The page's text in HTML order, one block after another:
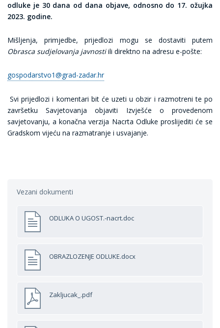
odluke je 30 dana od dana objave, odnosno do 17. ožujka
2023. godine.
Mišljenja, primjedbe, prijedlozi mogu se dostaviti putem
Obrasca sudjelovanja javnostiili direktno na adresu e-pošte:
gospodarstvo1@grad-zadar.hr
Svi prijedlozi i komentari bit će uzeti u obzir i razmotreni te po
završetku Savjetovanja objaviti Izvješće o provedenom
savjetovanju, a konačna verzija Nacrta Odluke proslijediti će se
Gradskom vijeću na razmatranje i usvajanje.
Vezani dokumenti
ODLUKA O UGOST.-nacrt.doc
OBRAZLOZENJE ODLUKE.docx
Zakljucak_.pdf